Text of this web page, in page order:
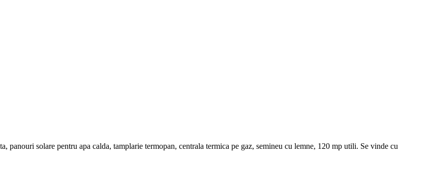
panouri solare pentru apa calda, tamplarie termopan, centrala termica pe gaz, semineu cu lemne, 120 mp utili. Se vinde cu